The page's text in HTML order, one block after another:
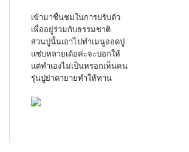
เข้ามาชื่นชมในการปรับตัว
เพื่ออยู่ร่วมกับธรรมชาติ
ส่วนปูนั้นเอาไปทำเมนูออดปู
แซ่บหลายเด้อค่ะจะบอกให้
แต่ทำเองไม่เป็นหรอกเห็นคน
รุ่นปู่ย่าตายายทำให้ทาน